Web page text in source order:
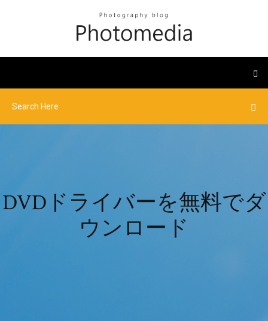
DVDドライバーを無料でダ
ウンロード